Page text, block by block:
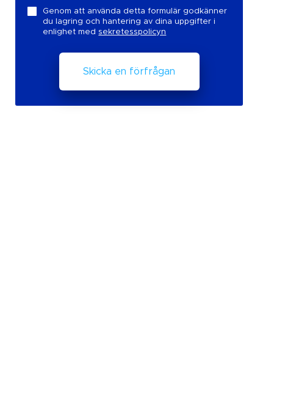
Genom att använda detta formulär godkänner
du lagring och hantering av dina uppgifter i
enlighet medsekretesspolicyn